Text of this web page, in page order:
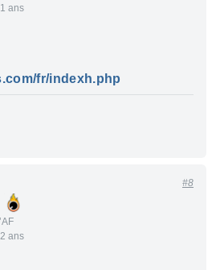
ans
fr/indexh.php
ans
#8